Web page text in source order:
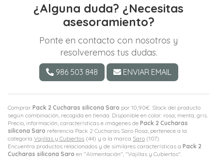
Comprar Pack 2 Cucharas silicona Saro por 10,90€ . Stock del producto
según combinación, recogida en tienda. Disponible en color: rosa; menta; gris.
Precio, información, características e imágenes de Pack 2 Cucharas
silicona Saro referencia Pack 2 Cucharas Saro Rosa, pertenece a la
categoría Vajillas y Cubiertos (44) y a la marca Saro (107).
Encuentra productos relacionados y de similares características a Pack 2
Cucharas silicona Saro en "Alimentación", "Vajillas y Cubiertos".
¿Alguna duda? ¿Necesitas
asesoramiento?
Ponte en contacto con nosotros y
resolveremos tus dudas.
986 503 848 ENVIAR EMAIL